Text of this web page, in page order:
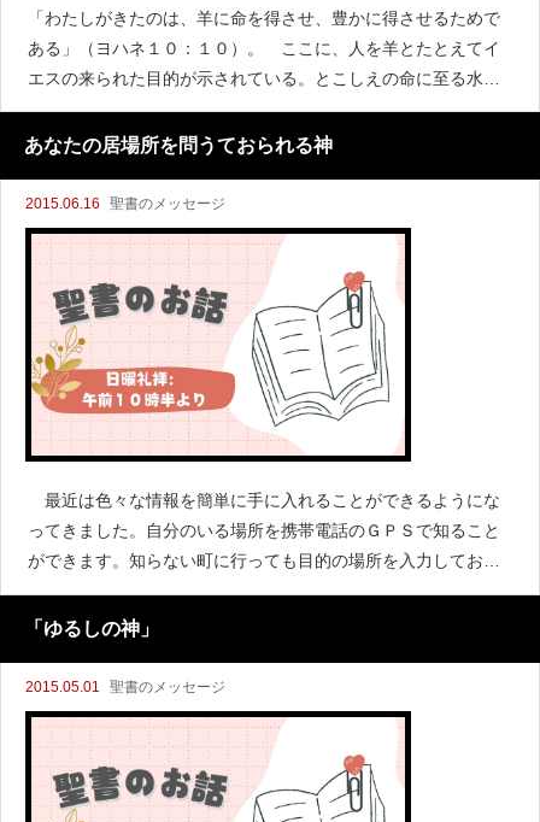
「わたしがきたのは、羊に命を得させ、豊かに得させるためで
ある」（ヨハネ１０：１０）。 ここに、人を羊とたとえてイ
エスの来られた目的が示されている。とこしえの命に至る水を
豊かに与えるためにイエスは来てくださったのである。 私た
ちは自分の命の根拠、源をどこにおいているだろうか。いつま
あなたの居場所を問うておられる神
2015.06.16 聖書のメッセージ
最近は色々な情報を簡単に手に入れることができるようにな
ってきました。自分のいる場所を携帯電話のＧＰＳで知ること
ができます。知らない町に行っても目的の場所を入力しておく
と案内してくれます。自動車に乗っていてもカーナビで自分の
いる位置を知ることができます。正しく用いれば大変便利に自
「ゆるしの神」
2015.05.01 聖書のメッセージ